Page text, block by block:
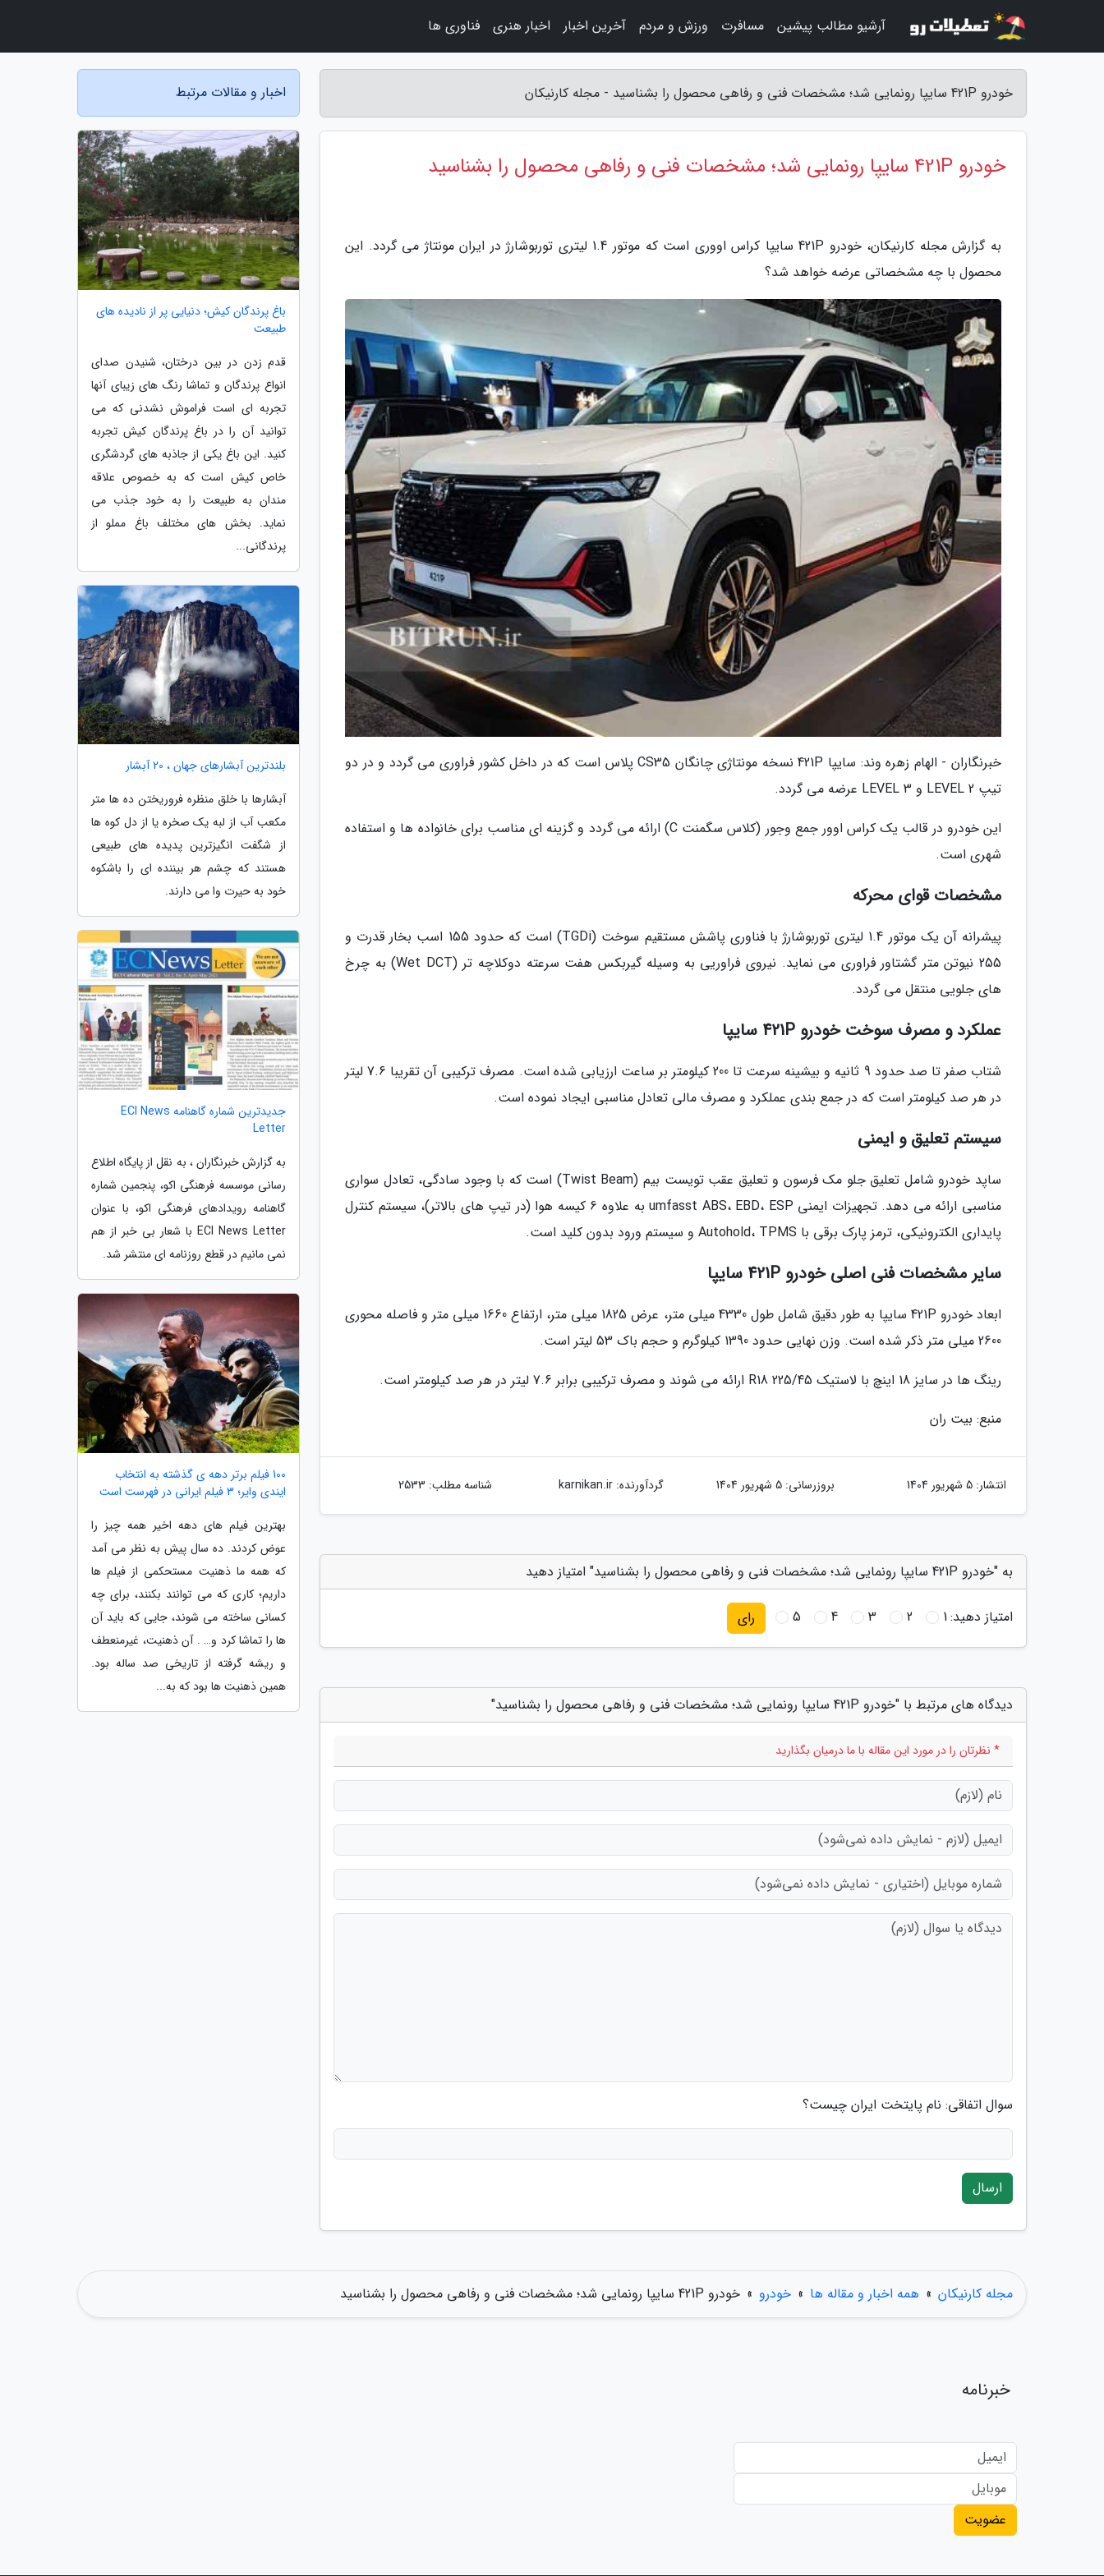
خودرو 421P سایپا رونمایی شد؛ مشخصات فنی و رفاهی محصول را بشناسید - مجله کارنیکان
خودرو 421P سایپا رونمایی شد؛ مشخصات فنی و رفاهی محصول را بشناسید
به گزارش مجله کارنیکان، خودرو 421P سایپا کراس اووری است که موتور 1.4 لیتری توربوشارژ در ایران مونتاژ می گردد. این
محصول با چه مشخصاتی عرضه خواهد شد؟
خبرنگاران - الهام زهره وند: سایپا 421P نسخه مونتاژی چانگان CS35 پلاس است که در داخل کشور فراوری می گردد و در دو
تیپ LEVEL 2 و LEVEL 3 عرضه می گردد.
این خودرو در قالب یک کراس اوور جمع وجور (کلاس سگمنت C) ارائه می گردد و گزینه ای مناسب برای خانواده ها و استفاده
شهری است.
مشخصات قوای محرکه
پیشرانه آن یک موتور 1.4 لیتری توربوشارژ با فناوری پاشش مستقیم سوخت (TGDi) است که حدود 155 اسب بخار قدرت و
255 نیوتن متر گشتاور فراوری می نماید. نیروی فراوریی به وسیله گیربکس هفت سرعته دوکلاچه تر (Wet DCT) به چرخ
های جلویی منتقل می گردد.
عملکرد و مصرف سوخت خودرو 421P سایپا
شتاب صفر تا صد حدود 9 ثانیه و بیشینه سرعت تا 200 کیلومتر بر ساعت ارزیابی شده است. مصرف ترکیبی آن تقریبا 7.6 لیتر
در هر صد کیلومتر است که در جمع بندی عملکرد و مصرف مالی تعادل مناسبی ایجاد نموده است.
سیستم تعلیق و ایمنی
ساپد خودرو شامل تعلیق جلو مک فرسون و تعلیق عقب تویست بیم (Twist Beam) است که با وجود سادگی، تعادل سواری
مناسبی ارائه می دهد. تجهیزات ایمنی umfasst ABS، EBD، ESP به علاوه 6 کیسه هوا (در تیپ های بالاتر)، سیستم کنترل
پایداری الکترونیکی، ترمز پارک برقی با Autohold، TPMS و سیستم ورود بدون کلید است.
سایر مشخصات فنی اصلی خودرو 421P سایپا
ابعاد خودرو 421P سایپا به طور دقیق شامل طول 4330 میلی متر، عرض 1825 میلی متر، ارتفاع 1660 میلی متر و فاصله محوری
2600 میلی متر ذکر شده است. وزن نهایی حدود 1390 کیلوگرم و حجم باک 53 لیتر است.
رینگ ها در سایز 18 اینچ با لاستیک 225/45 R18 ارائه می شوند و مصرف ترکیبی برابر 7.6 لیتر در هر صد کیلومتر است.
منبع: بیت ران
انتشار: 5 شهریور 1404 بروزرسانی: 5 شهریور 1404 گردآورنده:karnikan.ir شناسه مطلب: 2533
به "خودرو 421P سایپا رونمایی شد؛ مشخصات فنی و رفاهی محصول را بشناسید" امتیاز دهید
امتیاز دهید:1
2
3
4
5 رای
دیدگاه های مرتبط با "خودرو 421P سایپا رونمایی شد؛ مشخصات فنی و رفاهی محصول را بشناسید"
* نظرتان را در مورد این مقاله با ما درمیان بگذارید
سوال اتفاقی: نام پایتخت ایران چیست؟
ارسال
اخبار و مقالات مرتبط
باغ پرندگان کیش؛ دنیایی پر از نادیده های
طبیعت
قدم زدن در بین درختان، شنیدن صدای
انواع پرندگان و تماشا رنگ های زیبای آنها
تجربه ای است فراموش نشدنی که می
توانید آن را در باغ پرندگان کیش تجربه
کنید. این باغ یکی از جاذبه های گردشگری
خاص کیش است که به خصوص علاقه
مندان به طبیعت را به خود جذب می
نماید. بخش های مختلف باغ مملو از
پرندگانی...
بلندترین آبشارهای جهان ، 20 آبشار
آبشارها با خلق منظره فروریختن ده ها متر
مکعب آب از لبه یک صخره یا از دل کوه ها
از شگفت انگیزترین پدیده های طبیعی
هستند که چشم هر بیننده ای را باشکوه
خود به حیرت وا می دارند.
جدیدترین شماره گاهنامه ECI News
Letter
به گزارش خبرنگاران ، به نقل از پایگاه اطلاع
رسانی موسسه فرهنگی اکو، پنجمین شماره
گاهنامه رویدادهای فرهنگی اکو، با عنوان
ECI News Letter با شعار بی خبر از هم
نمی مانیم در قطع روزنامه ای منتشر شد.
100 فیلم برتر دهه ی گذشته به انتخاب
ایندی وایر؛ 3 فیلم ایرانی در فهرست است
بهترین فیلم های دهه اخیر همه چیز را
عوض کردند. ده سال پیش به نظر می آمد
که همه ما ذهنیت مستحکمی از فیلم ها
داریم؛ کاری که می توانند بکنند، برای چه
کسانی ساخته می شوند، جایی که باید آن
ها را تماشا کرد و… . آن ذهنیت، غیرمنعطف
و ریشه گرفته از تاریخی صد ساله بود.
همین ذهنیت ها بود که به...
مجله کارنیکان » همه اخبار و مقاله ها » خودرو » خودرو 421P سایپا رونمایی شد؛ مشخصات فنی و رفاهی محصول را بشناسید
آرشیو مطالب پیشین مسافرت ورزش و مردم آخرین اخبار اخبار هنری فناوری ها
خبرنامه
عضویت